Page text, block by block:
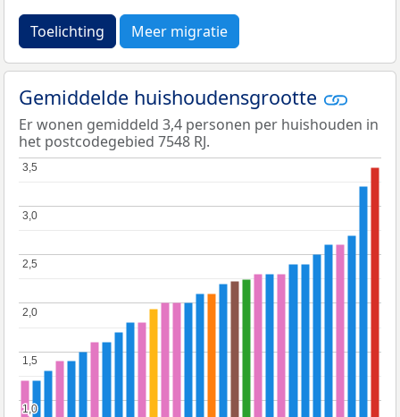
Toelichting Meer migratie
Gemiddelde huishoudensgrootte
Er wonen gemiddeld 3,4 personen per huishouden in
het postcodegebied 7548 RJ.
1,0
1,0
1,5
1,5
2,0
2,0
2,5
2,5
3,0
3,0
3,5
3,5